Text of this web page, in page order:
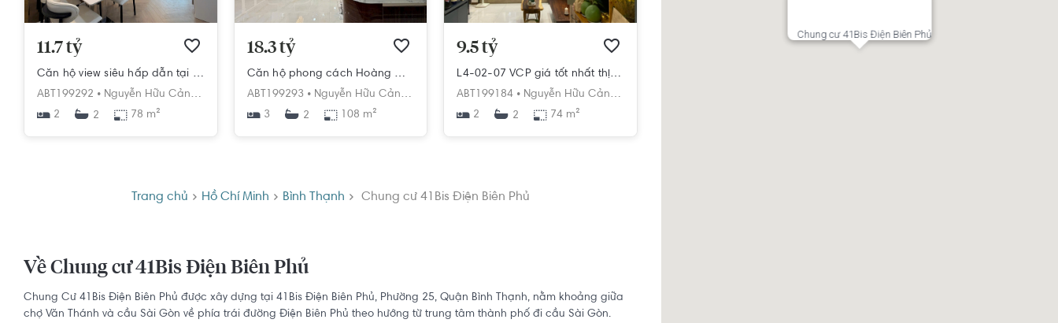
11.7 tỷ
Căn hộ view siêu hấp dẫn tại Vinhomes Bình Thạnh
ABT199292 • Nguyễn Hữu Cảnh, Phường 22, Bình Thạnh, Hồ Chí Minh
2
2 78 m²
18.3 tỷ
Căn hộ phong cách Hoàng Gia sang trọng
ABT199293 • Nguyễn Hữu Cảnh, Phường 22, Bình Thạnh, Hồ Chí Minh
3
2 108 m²
9.5 tỷ
L4-02-07 VCP giá tốt nhất thị trường. Full nội thất, xem nhà trực tiếp
ABT199184 • Nguyễn Hữu Cảnh,
2
2 74 m²
Trang chủ Hồ Chí Minh Bình Thạnh Chung cư 41Bis Điện Biên Phủ
Về Chung cư 41Bis Điện Biên Phủ
Chung Cư 41Bis Điện Biên Phủ được xây dựng tại 41Bis Điện Biên Phủ, Phường 25, Quận Bình Thạnh, nằm khoảng giữa
chợ Văn Thánh và cầu Sài Gòn về phía trái đường Điện Biên Phủ theo hướng từ trung tâm thành phố đi cầu Sài Gòn.
Chung cư 41Bis Điện Biên Phủ